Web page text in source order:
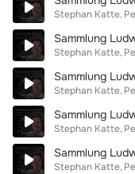
Stephan Katte
Sammlung
Stephan Katte
Stephan Katte
Sammlung
Stephan Katte
Sammlung
Stephan Katte